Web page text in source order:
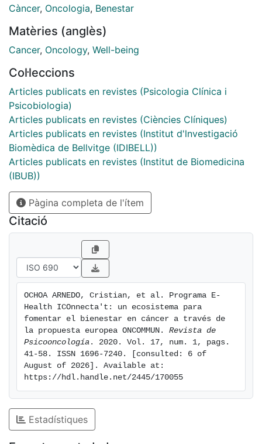
como una solución para aumentar la cobertura del
ecosistema digital de salud para reducir el impacto del
cáncer, aumentando el bienestar y la calidad de vida
a pacientes diagnosticadas de cáncer de mama en
fase de supervivencia aguda. Es un programa de
atención escalonada dividido en 4 niveles de
intervención jerarquizados por complejidad: Nivel 1,
cribado y monitorización psicosocial; Nivel 2, Campus:
psicoeducación y educación sanitaria; Nivel 3, soporte
psicosocial comunitario; y Nivel 4, tratamiento
psicoterapéutico grupal. Resultados: En 2019, 259
mujeres fueron incluidas en el programa (39,91% de
los nuevos casos de cáncer de mama en los centros
participantes). Solo el 3,47% (n = 9) requirió atención
clínica especializada (Nivel 4). Conclusión: El
programa Iconnecta't adopta un modelo integrado de
atención psicosocial en cáncer que se adecúa a las
necesidades específicas de los supervivientes. Da
sanitaria tradicional, democratizando el acceso a los
servicios mediante el uso de tecnologías de uso
común en la mayoría de ciudadanos. En un futuro
próximo se prevé la implementación progresiva a
otras neoplasias, junto con un ensayo clínico
controlado y aleatorizado que evaluará su eficacia.
Càncer, Oncologia, Benestar
Matèries (anglès)
Cancer, Oncology, Well-being
Col·leccions
Articles publicats en revistes (Psicologia Clínica i
Psicobiologia)
Articles publicats en revistes (Ciències Clíniques)
Articles publicats en revistes (Institut d'lnvestigació
Biomèdica de Bellvitge (IDIBELL))
Articles publicats en revistes (Institut de Biomedicina
(IBUB))
Pàgina completa de l'ítem
Citació
OCHOA ARNEDO, Cristian, et al. Programa E-
Health ICOnnecta't: un ecosistema para
fomentar el bienestar en cáncer a través de
la propuesta europea ONCOMMUN. Revista de
Psicooncología . 2020. Vol. 17, num. 1, pags.
41-58. ISSN 1696-7240. [consulted: 6 of
August of 2026]. Available at:
https://hdl.handle.net/2445/170055
Estadístiques